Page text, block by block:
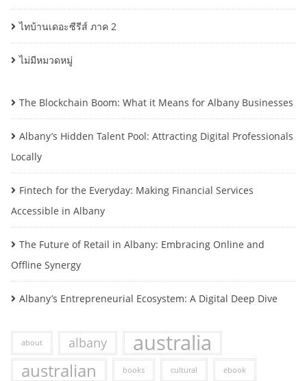
ไทบ้านเดอะซีรีส์ ภาค 2
ไม่มีหมวดหมู่
The Blockchain Boom: What it Means for Albany Businesses
Albany’s Hidden Talent Pool: Attracting Digital Professionals
Locally
Fintech for the Everyday: Making Financial Services
Accessible in Albany
The Future of Retail in Albany: Embracing Online and
Offline Synergy
Albany’s Entrepreneurial Ecosystem: A Digital Deep Dive
about albany australia
australian books cultural ebook